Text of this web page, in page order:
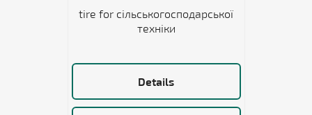
tire for сільськогосподарської
техніки
Details